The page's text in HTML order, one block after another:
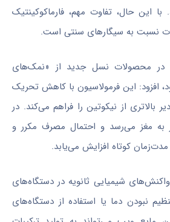
این حال، تفاوت مهم، فارماکوکینتیک
نسبت به سیگارهای سنتی است.
در محصولات نسل جدید از «نمک‌های
افزود: این فرمولاسیون با کاهش تحریک
بالاتری از نیکوتین را فراهم می‌کند. در
به مغز می‌رسد و احتمال مصرف مکرر و
کوتاه افزایش می‌یابد.
شیمیایی ثانویه در دستگاه‌های
نبودن دما یا استفاده از دستگاه‌های